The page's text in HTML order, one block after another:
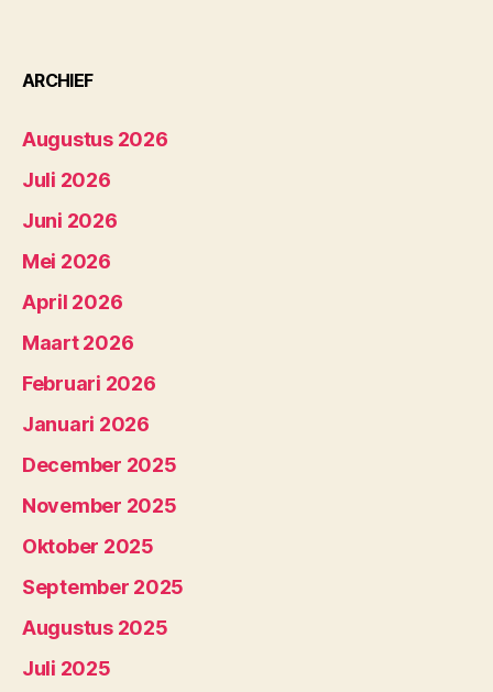
ARCHIEF
Augustus 2026
Juli 2026
Juni 2026
Mei 2026
April 2026
Maart 2026
Februari 2026
Januari 2026
December 2025
November 2025
Oktober 2025
September 2025
Augustus 2025
Juli 2025